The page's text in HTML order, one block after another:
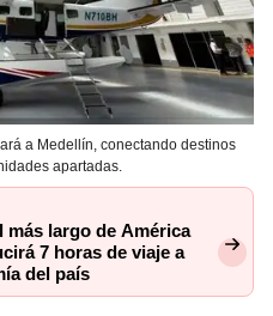
a Medellín, conectando destinos
apartadas.
largo de América
7 horas de viaje a
del país